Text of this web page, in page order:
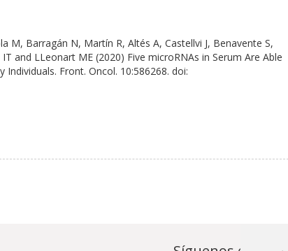
M, Barragán N, Martín R, Altés A, Castellvi J, Benavente S,
and LLeonart ME (2020) Five microRNAs in Serum Are Able
Front. Oncol. 10:586268. doi: